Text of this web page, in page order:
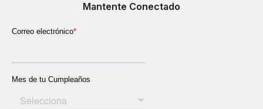
Mantente Conectado